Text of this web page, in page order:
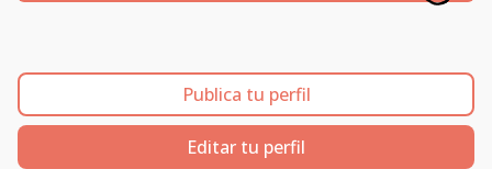
Publica tu perfil
Editar tu perfil